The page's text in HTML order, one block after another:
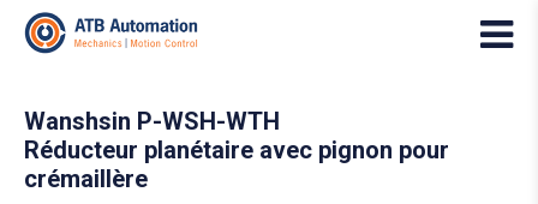
Wanshsin P-WSH-WTH
Réducteur planétaire avec pignon pour
crémaillère